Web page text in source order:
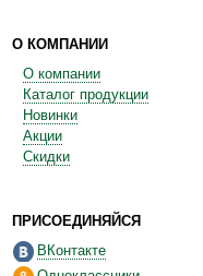
О КОМПАНИИ
О компании
Каталог продукции
Новинки
Акции
Скидки
ПРИСОЕДИНЯЙСЯ
ВКонтакте